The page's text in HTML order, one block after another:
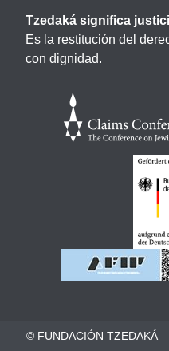
Tzedaká significa
Es la restitución del
con dignidad.
© FUNDACIÓN TZEDAKÁ